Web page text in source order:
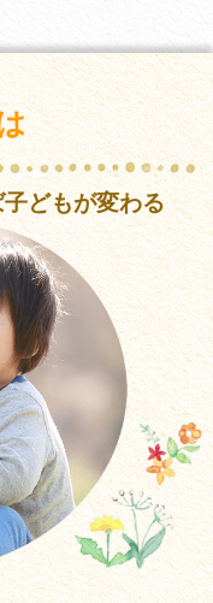
子どもが変わる